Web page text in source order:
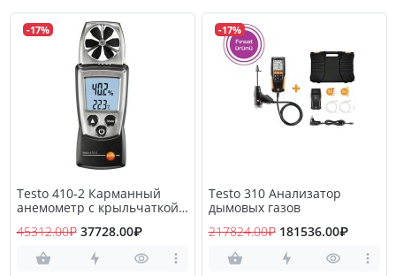
-17%
Testo 410-2 Карманный
анемометр с крыльчаткой
45312.00₽ 37728.00₽
-17%
Testo 310 Анализатор
дымовых газов
217824.00₽ 181536.00₽